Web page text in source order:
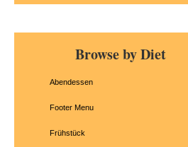
Primary
SidebarBrowse by Diet
Abendessen
Footer Menu
Frühstück